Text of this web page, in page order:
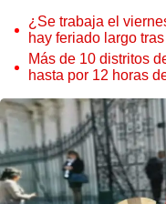
¿Se trabaja el
hay feriado largo
Más de 10 distritos
hasta por 12 horas